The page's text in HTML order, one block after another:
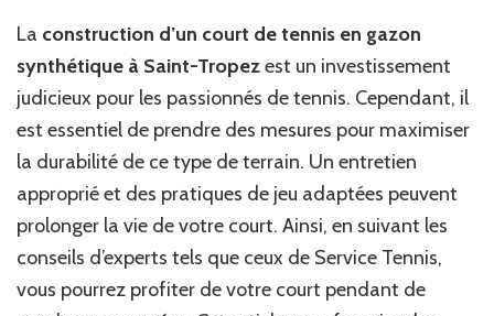
du
terrain
après
la
Construction
d’un
de
tennis
gazon
La construction d’un court de tennis en gazon
synthétique à Saint-Tropezest un investissement
judicieux pour les passionnés de tennis. Cependant, il
est essentiel de prendre des mesures pour maximiser
la durabilité de ce type de terrain. Un entretien
approprié et des pratiques de jeu adaptées peuvent
prolonger la vie de votre court. Ainsi, en suivant les
conseils d’experts tels que ceux de Service Tennis,
vous pourrez profiter de votre court pendant de